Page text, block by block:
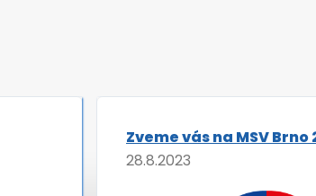
Zveme vás na MSV Brno
28.8.2023